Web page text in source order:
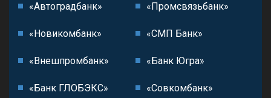
«Автоградбанк» «Промсвязьбанк»
«Новикомбанк» «СМП Банк»
«Внешпромбанк» «Банк Югра»
«Банк ГЛОБЭКС» «Совкомбанк»